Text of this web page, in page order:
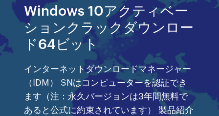
Windows 10アクティベー
ションクラックダウンロー
ド64ビット
インターネットダウンロードマネージャー
（IDM） SNはコンピューターを認証でき
ます（注：永久バージョンは3年間無料で
あると公式に約束されています） 製品紹介